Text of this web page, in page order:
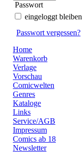
Passwort
eingeloggt bleiben
Passwort vergessen?
Home
Warenkorb
Verlage
Vorschau
Comicwelten
Genres
Kataloge
Links
Service/AGB
Impressum
Comics ab 18
Newsletter